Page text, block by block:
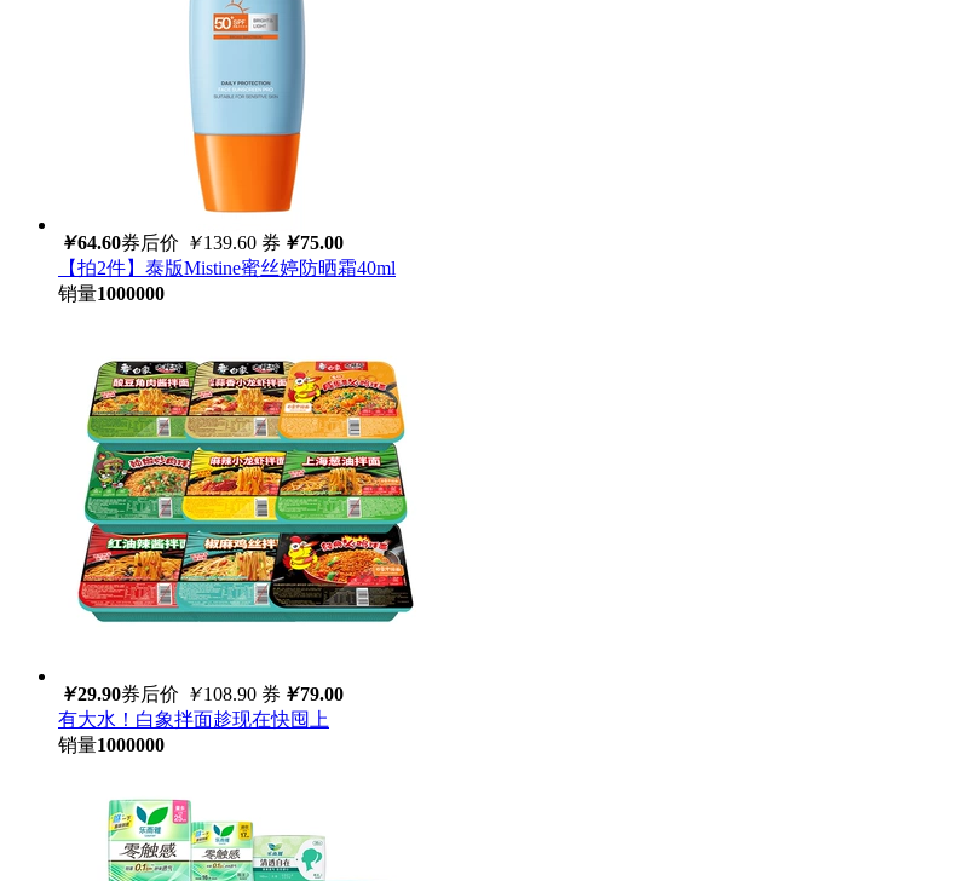
￥64.60券后价 ￥139.60 券 ￥75.00
【拍2件】泰版Mistine蜜丝婷防晒霜40ml
销量1000000
￥29.90券后价 ￥108.90 券 ￥79.00
有大水！白象拌面趁现在快囤上
销量1000000